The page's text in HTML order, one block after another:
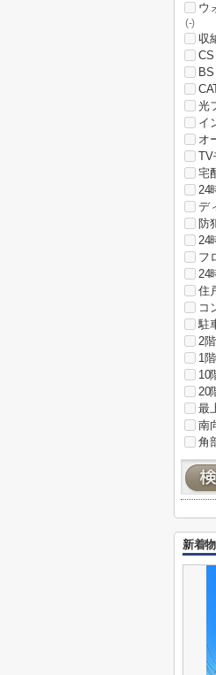
ウ
(-)
収
CS
BS
光
イ
オ
TV
宅
24
デ
防
24
フ
24
住
コ
駐
2
1
10
20
最
南
角
新着